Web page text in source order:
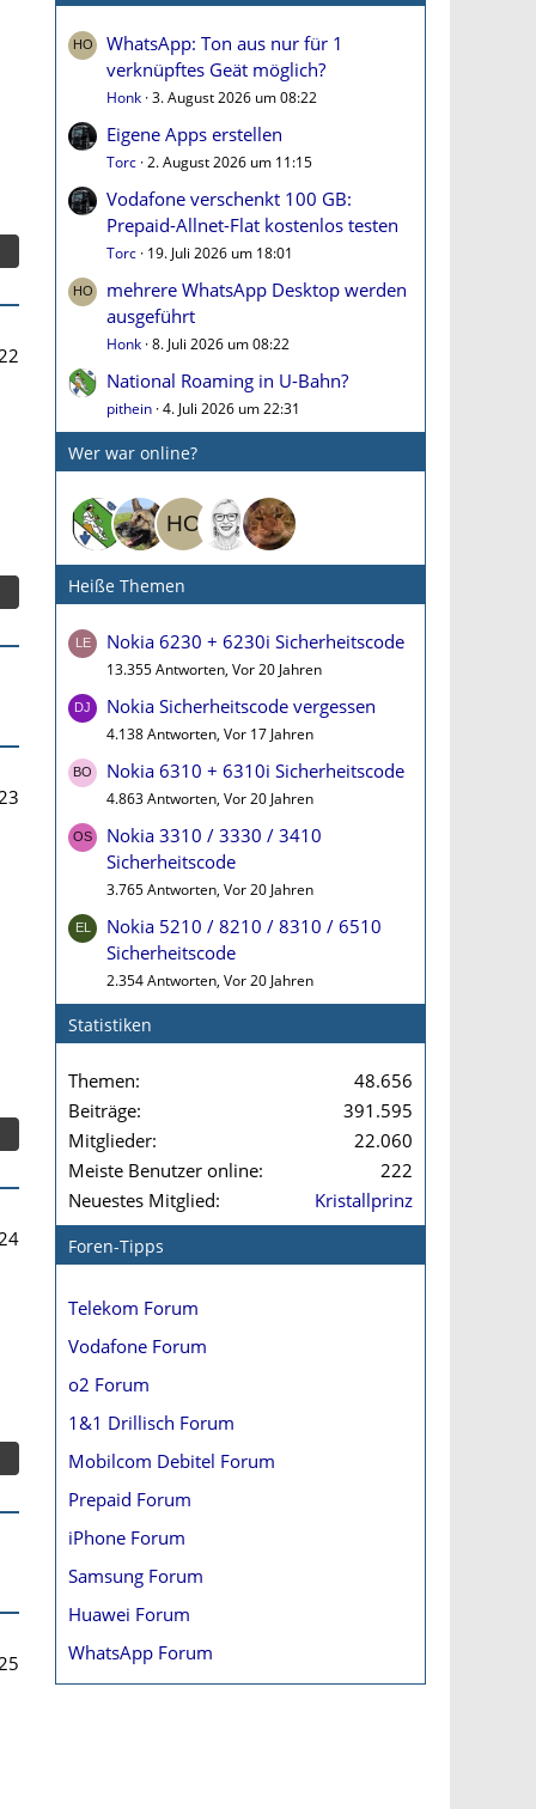
WhatsApp: Ton aus nur für 1
verknüpftes Geät möglich?
Honk 3. August 2026 um 08:22
Eigene Apps erstellen
Torc 2. August 2026 um 11:15
Vodafone verschenkt 100 GB:
Prepaid-Allnet-Flat kostenlos testen
Torc 19. Juli 2026 um 18:01
mehrere WhatsApp Desktop werden
ausgeführt
Honk 8. Juli 2026 um 08:22
National Roaming in U-Bahn?
pithein 4. Juli 2026 um 22:31
Wer war online?
Heiße Themen
Nokia 6230 + 6230i Sicherheitscode
13.355 Antworten, Vor 20 Jahren
Nokia Sicherheitscode vergessen
4.138 Antworten, Vor 17 Jahren
Nokia 6310 + 6310i Sicherheitscode
4.863 Antworten, Vor 20 Jahren
Nokia 3310 / 3330 / 3410
Sicherheitscode
3.765 Antworten, Vor 20 Jahren
Nokia 5210 / 8210 / 8310 / 6510
Sicherheitscode
2.354 Antworten, Vor 20 Jahren
Statistiken
Themen
48.656
Beiträge
391.595
Mitglieder
22.060
Meiste Benutzer online
222
Neuestes Mitglied
Kristallprinz
Foren-Tipps
Telekom Forum
Vodafone Forum
o2 Forum
1&1 Drillisch Forum
Mobilcom Debitel Forum
Prepaid Forum
iPhone Forum
Samsung Forum
Huawei Forum
WhatsApp Forum